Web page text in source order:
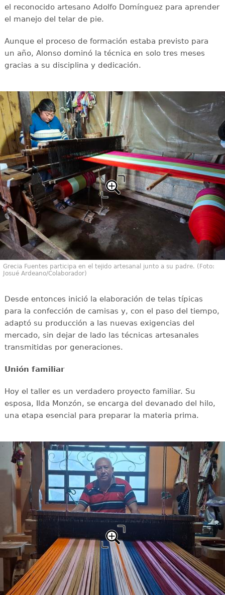
el reconocido artesano Adolfo Domínguez para aprender
el manejo del telar de pie.
Aunque el proceso de formación estaba previsto para
un año, Alonso dominó la técnica en solo tres meses
gracias a su disciplina y dedicación.
Grecia Fuentes participa en el tejido artesanal junto a su padre. (Foto:
Josué Ardeano/Colaborador)
Desde entonces inició la elaboración de telas típicas
para la confección de camisas y, con el paso del tiempo,
adaptó su producción a las nuevas exigencias del
mercado, sin dejar de lado las técnicas artesanales
transmitidas por generaciones.
Unión familiar
Hoy el taller es un verdadero proyecto familiar. Su
esposa, Ilda Monzón, se encarga del devanado del hilo,
una etapa esencial para preparar la materia prima.